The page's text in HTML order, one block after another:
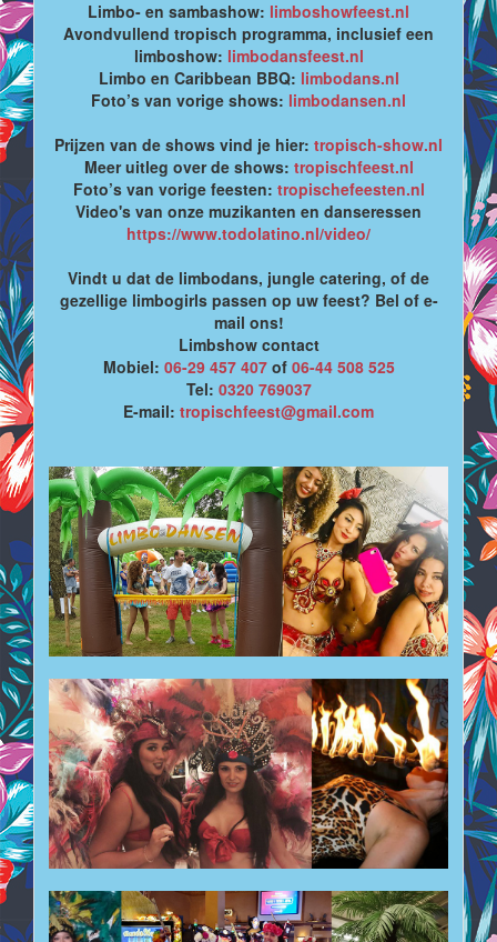
Limbo- en sambashow: limboshowfeest.nl
Avondvullend tropisch programma, inclusief een
limboshow: limbodansfeest.nl
Limbo en Caribbean BBQ: limbodans.nl
Foto’s van vorige shows: limbodansen.nl
Prijzen van de shows vind je hier: tropisch-show.nl
Meer uitleg over de shows: tropischfeest.nl
Foto’s van vorige feesten: tropischefeesten.nl
Video's van onze muzikanten en danseressen
https://www.todolatino.nl/video/
Vindt u dat de limbodans, jungle catering, of de
gezellige limbogirls passen op uw feest? Bel of e-
mail ons!
Limbshow contact
Mobiel: 06-29 457 407of 06-44 508 525
Tel: 0320 769037
E-mail: tropischfeest@gmail.com